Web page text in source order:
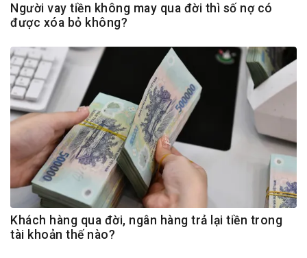
Người vay tiền không may qua đời thì số nợ có
được xóa bỏ không?
Khách hàng qua đời, ngân hàng trả lại tiền trong
tài khoản thế nào?